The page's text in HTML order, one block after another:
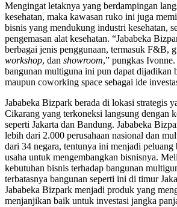
Mengingat letaknya yang berdampingan
kesehatan, maka kawasan ruko ini juga
bisnis yang mendukung industri kesehatan,
pengemasan alat kesehatan. “Jababeka
berbagai jenis penggunaan, termasuk F&B,
workshop, dan showroom,” pungkas
bangunan multiguna ini pun dapat dijadikan
maupun coworking space sebagai ide
Jababeka Bizpark berada di lokasi strategis
Cikarang yang terkoneksi langsung dengan
seperti Jakarta dan Bandung. Jababeka
lebih dari 2.000 perusahaan nasional dan
dari 34 negara, tentunya ini menjadi peluang
usaha untuk mengembangkan bisnisnya.
kebutuhan bisnis terhadap bangunan
terbatasnya bangunan seperti ini di timur
Jababeka Bizpark menjadi produk yang
menjanjikan baik untuk investasi jangka